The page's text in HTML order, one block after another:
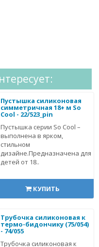
Пустышка силиконовая
симметричная 18+ м So
Cool - 22/523_pin
Пустышка серии So Cool –
выполнена в ярком,
стильном
дизайне.Предназначена для
детей от 18..
КУПИТЬ
Трубочка силиконовая к
термо-бидончику (75/054)
- 74/055
Трубочка силиконовая к